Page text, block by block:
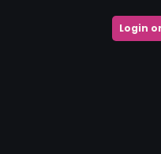
Login